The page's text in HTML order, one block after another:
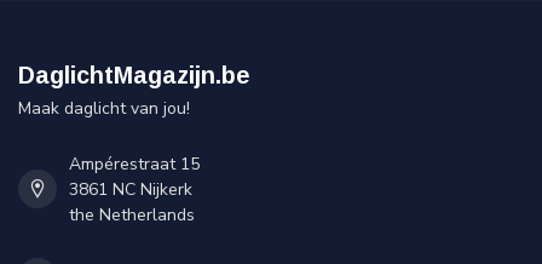
DaglichtMagazijn.be
Maak daglicht van jou!
Ampérestraat 15
3861 NC Nijkerk
the Netherlands